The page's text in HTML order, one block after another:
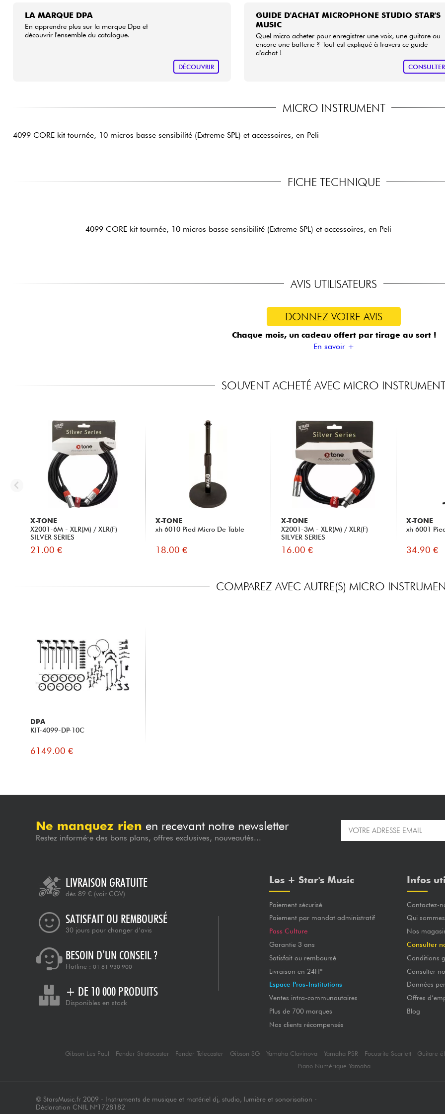
LA MARQUE DPA
En apprendre plus sur la marque Dpa et
découvrir l'ensemble du catalogue.
DÉCOUVRIR
GUIDE D'ACHAT MICROPHONE STUDIO STAR'S
MUSIC
Quel micro acheter pour enregistrer une voix, une guitare ou
encore une batterie ? Tout est expliqué à travers ce guide
d'achat !
CONSULTER
MICRO INSTRUMENT
4099 CORE kit tournée, 10 micros basse sensibilité (Extreme SPL) et accessoires, en Peli
FICHE TECHNIQUE
4099 CORE kit tournée, 10 micros basse sensibilité (Extreme SPL) et accessoires, en Peli
AVIS UTILISATEURS
DONNEZ VOTRE AVIS
Chaque mois, un cadeau offert par tirage au sort !
En savoir +
SOUVENT ACHETÉ AVEC MICRO
X-TONE
X2001-6M - XLR(M) / XLR(F)
SILVER SERIES
21.00 €
X-TONE
xh 6010 Pied Micro De Table
18.00 €
X-TONE
X2001-3M - XLR(M) / XLR(F)
SILVER SERIES
16.00 €
X-TONE
xh 6001
34.90 €
COMPAREZ AVEC AUTRE(S) MICRO
DPA
KIT-4099-DP-10C
6149.00 €
Ne manquez rien en recevant notre newsletter
Restez informé·e des bons plans, offres exclusives, nouveautés...
LIVRAISON GRATUITE
dès 89 € (voir CGV)
SATISFAIT OU REMBOURSÉ
30 jours pour changer d’avis
BESOIN D’UN CONSEIL ?
Hotline : 01 81 930 900
+ DE 10 000 PRODUITS
Disponibles en stock
Les + Star's Music
Paiement sécurisé
Paiement par mandat administratif
Pass Culture
Garantie 3 ans
Satisfait ou remboursé
Livraison en 24H*
Espace Pros-Institutions
Ventes intra-communautaires
Plus de 700 marques
Nos clients récompensés
Infos
Contactez-
Qui
Nos
Consulter
Conditions
Consulter
Données
Offres
Blog
Gibson Les Paul Fender Stratocaster Fender Telecaster Gibson SG Yamaha Clavinova Yamaha PSR Focusrite Scarlett
Guitare
Piano Numérique Yamaha
© StarsMusic.fr 2009 - Instruments de musique et matériel dj, studio, lumière et sonorisation -
Déclaration CNIL N°1728182